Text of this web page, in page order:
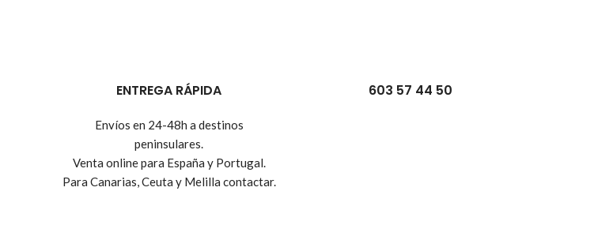
ENTREGA RÁPIDA
Envíos en 24-48h a destinos
peninsulares.
Venta online para España y Portugal.
Para Canarias, Ceuta y Melilla contactar.
603 57 44 50